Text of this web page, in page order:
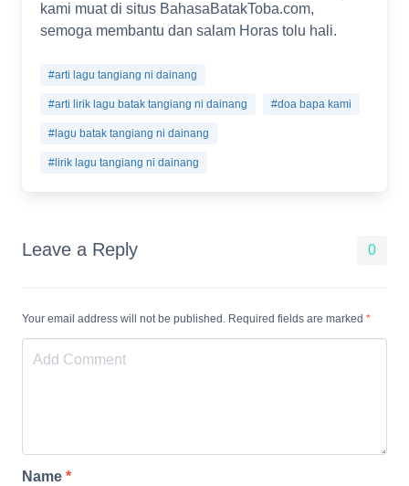
kami muat di situs BahasaBatakToba.com,
semoga membantu dan salam Horas tolu hali.
#arti lagu tangiang ni dainang
#arti lirik lagu batak tangiang ni dainang #doa bapa kami
#lagu batak tangiang ni dainang
#lirik lagu tangiang ni dainang
Leave a Reply 0
Your email address will not be published. Required fields are marked *
Name *